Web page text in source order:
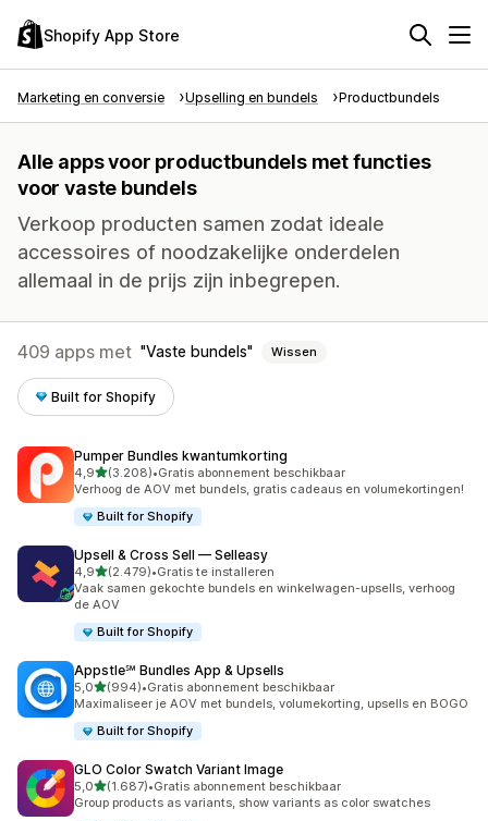
Shopify App Store
Marketing en conversie Upselling en bundels Productbundels
Alle apps voor productbundels met functies
voor vaste bundels
Verkoop producten samen zodat ideale
accessoires of noodzakelijke onderdelen
allemaal in de prijs zijn inbegrepen.
409 apps met Vaste bundels Wissen
Built for Shopify
Pumper Bundles kwantumkorting
4,9van 5 sterren
(3.208)
3208 recensies in totaal
•Gratis abonnement beschikbaar
Verhoog de AOV met bundels, gratis cadeaus en volumekortingen!
Built for Shopify
Upsell & Cross Sell — Selleasy
4,9van 5 sterren
(2.479)
2479 recensies in totaal
•Gratis te installeren
Vaak samen gekochte bundels en winkelwagen-upsells, verhoog
de AOV
Built for Shopify
Appstle℠ Bundles App & Upsells
5,0van 5 sterren
(994)
994 recensies in totaal
•Gratis abonnement beschikbaar
Maximaliseer je AOV met bundels, volumekorting, upsells en BOGO
Built for Shopify
GLO Color Swatch Variant Image
5,0van 5 sterren
(1.687)
1687 recensies in totaal
•Gratis abonnement beschikbaar
Group products as variants, show variants as color swatches